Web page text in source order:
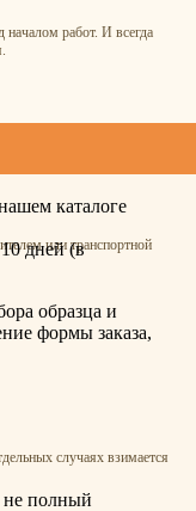
работ. И всегда
или транспортной
случаях взимается
каталоге
дней (в
образца и
формы заказа,
не полный